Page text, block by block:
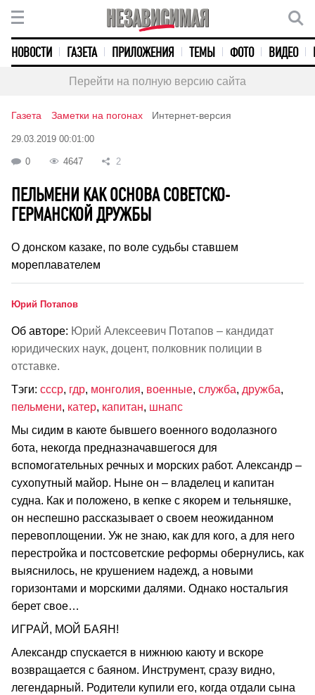
НОВОСТИ ГАЗЕТА ПРИЛОЖЕНИЯ ТЕМЫ ФОТО ВИДЕО
Перейти на полную версию сайта
Газета Заметки на погонах Интернет-версия
29.03.2019 00:01:00
0 4647 2
ПЕЛЬМЕНИ КАК ОСНОВА СОВЕТСКО-
ГЕРМАНСКОЙ ДРУЖБЫ
О донском казаке, по воле судьбы ставшем
мореплавателем
Юрий Потапов
Об авторе: Юрий Алексеевич Потапов – кандидат
юридических наук, доцент, полковник полиции в
отставке.
Тэги: ссср, гдр, монголия, военные, служба, дружба,
пельмени, катер, капитан, шнапс
Мы сидим в каюте бывшего военного водолазного
бота, некогда предназначавшегося для
вспомогательных речных и морских работ. Александр –
сухопутный майор. Ныне он – владелец и капитан
судна. Как и положено, в кепке с якорем и тельняшке,
он неспешно рассказывает о своем неожиданном
перевоплощении. Уж не знаю, как для кого, а для него
перестройка и постсоветские реформы обернулись, как
выяснилось, не крушением надежд, а новыми
горизонтами и морскими далями. Однако ностальгия
берет свое…
ИГРАЙ, МОЙ БАЯН!
Александр спускается в нижнюю каюту и вскоре
возвращается с баяном. Инструмент, сразу видно,
легендарный. Родители купили его, когда отдали сына